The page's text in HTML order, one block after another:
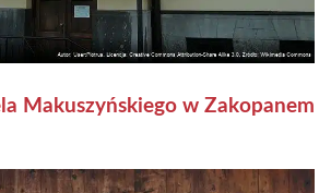
Makuszyńskiego w Zakopanem